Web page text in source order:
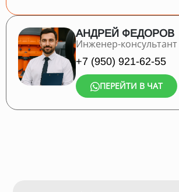
АНДРЕЙ ФЕДОРОВ
Инженер-консультант
+7 (950) 921-62-55
ПЕРЕЙТИ В ЧАТ